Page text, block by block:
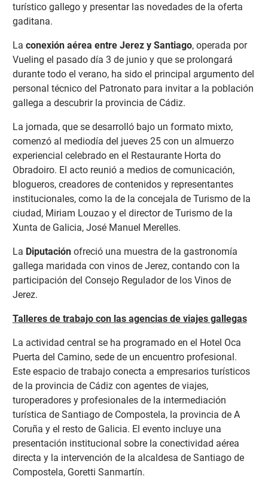
turístico gallego y presentar las novedades de la oferta
gaditana.
La conexión aérea entre Jerez y Santiago, operada por
Vueling el pasado día 3 de junio y que se prolongará
durante todo el verano, ha sido el principal argumento del
personal técnico del Patronato para invitar a la población
gallega a descubrir la provincia de Cádiz.
La jornada, que se desarrolló bajo un formato mixto,
comenzó al mediodía del jueves 25 con un almuerzo
experiencial celebrado en el Restaurante Horta do
Obradoiro. El acto reunió a medios de comunicación,
blogueros, creadores de contenidos y representantes
institucionales, como la de la concejala de Turismo de la
ciudad, Miriam Louzao y el director de Turismo de la
Xunta de Galicia, José Manuel Merelles.
La Diputaciónofreció una muestra de la gastronomía
gallega maridada con vinos de Jerez, contando con la
participación del Consejo Regulador de los Vinos de
Jerez.
Talleres de trabajo con las agencias de viajes gallegas
La actividad central se ha programado en el Hotel Oca
Puerta del Camino, sede de un encuentro profesional.
Este espacio de trabajo conecta a empresarios turísticos
de la provincia de Cádiz con agentes de viajes,
turoperadores y profesionales de la intermediación
turística de Santiago de Compostela, la provincia de A
Coruña y el resto de Galicia. El evento incluye una
presentación institucional sobre la conectividad aérea
directa y la intervención de la alcaldesa de Santiago de
Compostela, Goretti Sanmartín.